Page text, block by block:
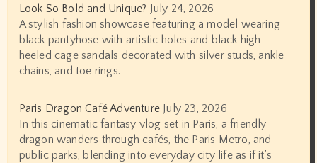
Look So Bold and Unique? July 24, 2026
A stylish fashion showcase featuring a model wearing
black pantyhose with artistic holes and black high-
heeled cage sandals decorated with silver studs, ankle
chains, and toe rings.
Paris Dragon Café Adventure July 23, 2026
In this cinematic fantasy vlog set in Paris, a friendly
dragon wanders through cafés, the Paris Metro, and
public parks, blending into everyday city life as if it’s